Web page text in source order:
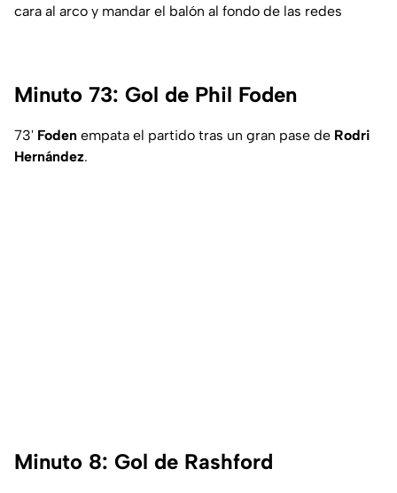
cara al arco y mandar el balón al fondo de las redes
Minuto 73: Gol de Phil Foden
73' Foden empata el partido tras un gran pase de Rodri
Hernández.
Minuto 8: Gol de Rashford